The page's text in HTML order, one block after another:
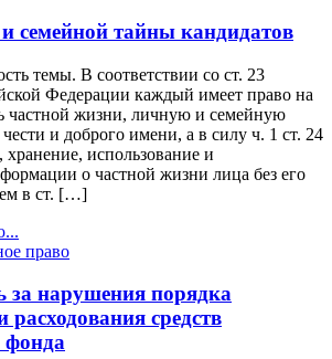
семейной тайны кандидатов
темы. В соответствии со ст. 23
Федерации каждый имеет право на
частной жизни, личную и семейную
и доброго имени, а в силу ч. 1 ст. 24
хранение, использование и
о частной жизни лица без его
в ст. […]
право
за нарушения порядка
средств
фонда